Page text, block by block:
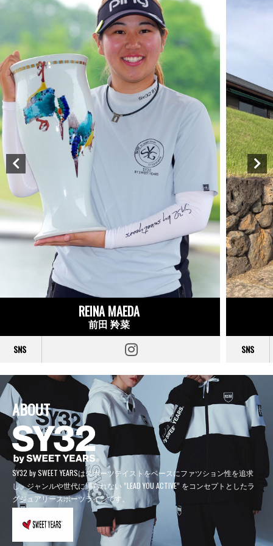
REINA MAEDA
前田 羚菜
SNS SNS
ABOUT
SY32 by SWEET YEARSはスポーツテイストをベースにファツション性を追求
し、ジャンルや世代に縛られない ”LEAD YOU ACTIVE” をコンセプトとしたラ
グジュアリースポーツラインです。